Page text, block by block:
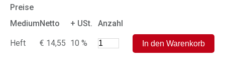
Preise
MediumNetto + USt. Anzahl
Heft € 14,55 10 %